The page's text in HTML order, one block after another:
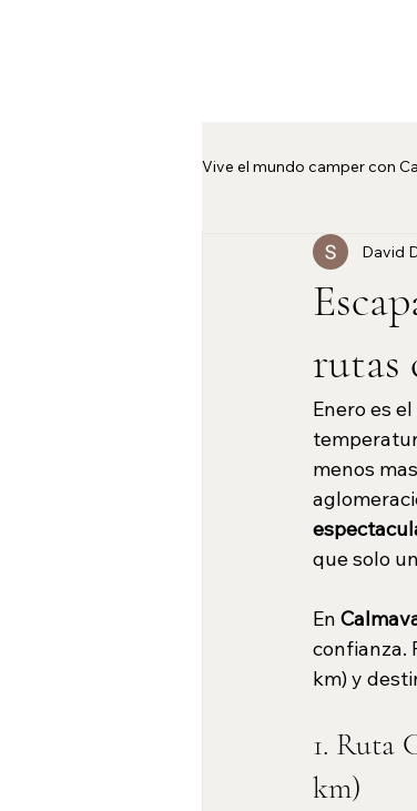
Vive el mundo camper con
Alquila la Camper
rutas
David
Enero es
menos
que solo
En
confianza.
km) y
1. Ruta
km)